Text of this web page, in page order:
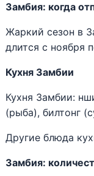
Замбия: когда
Жаркий сезон в
длится с ноября
Кухня Замбии
Кухня Замбии:
(рыба), билтонг
Другие блюда
Замбия: